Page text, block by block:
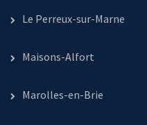
Le Perreux-sur-Marne
Maisons-Alfort
Marolles-en-Brie